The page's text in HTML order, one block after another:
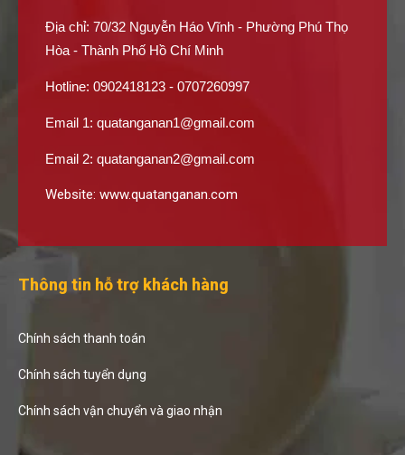
Địa chỉ: 70/32 Nguyễn Háo Vĩnh - Phường Phú Thọ
Hòa - Thành Phố Hồ Chí Minh
Hotline: 0902418123 - 0707260997
Email 1: quatanganan1@gmail.com
Email 2: quatanganan2@gmail.com
Website: www.quatanganan.com
Thông tin hỗ trợ khách hàng
Chính sách thanh toán
Chính sách tuyển dụng
Chính sách vận chuyển và giao nhận